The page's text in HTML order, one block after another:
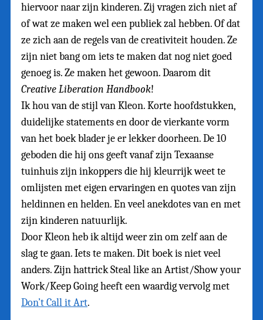
hiervoor naar zijn kinderen. Zij vragen zich niet af
of wat ze maken wel een publiek zal hebben. Of dat
ze zich aan de regels van de creativiteit houden. Ze
zijn niet bang om iets te maken dat nog niet goed
genoeg is. Ze maken het gewoon. Daarom dit
Creative Liberation Handbook!
Ik hou van de stijl van Kleon. Korte hoofdstukken,
duidelijke statements en door de vierkante vorm
van het boek blader je er lekker doorheen. De 10
geboden die hij ons geeft vanaf zijn Texaanse
tuinhuis zijn inkoppers die hij kleurrijk weet te
omlijsten met eigen ervaringen en quotes van zijn
heldinnen en helden. En veel anekdotes van en met
zijn kinderen natuurlijk.
Door Kleon heb ik altijd weer zin om zelf aan de
slag te gaan. Iets te maken. Dit boek is niet veel
anders. Zijn hattrick Steal like an Artist/Show your
Work/Keep Going heeft een waardig vervolg met
Don’t Call it Art.